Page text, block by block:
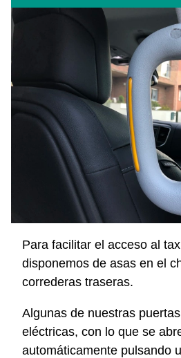
Para facilitar el acceso al
disponemos de asas en el
correderas traseras.
Algunas de nuestras
eléctricas, con lo que se
automáticamente pulsando